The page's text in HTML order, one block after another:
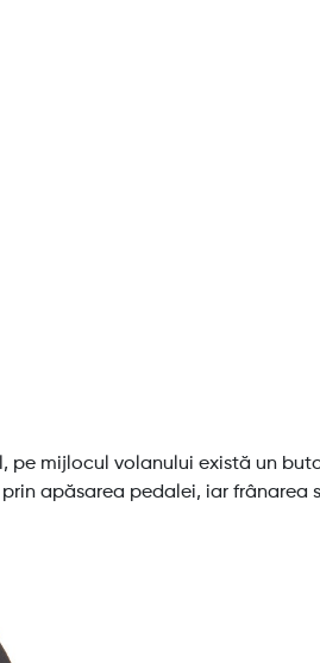
mijlocul volanului există un
apăsarea pedalei, iar